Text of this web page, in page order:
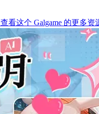
查看这个 Galgame 的更多资